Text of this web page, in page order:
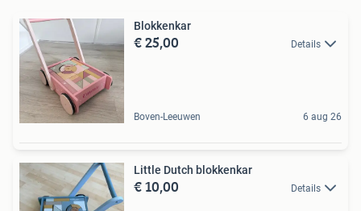
Blokkenkar
€ 25,00 Details
Boven-Leeuwen 6 aug 26
Little Dutch blokkenkar
€ 10,00 Details